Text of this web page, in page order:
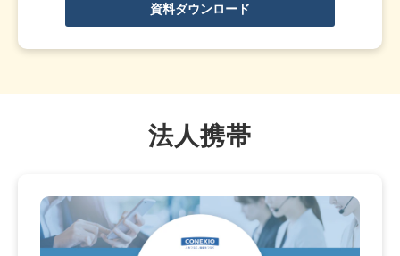
資料ダウンロード
法人携帯